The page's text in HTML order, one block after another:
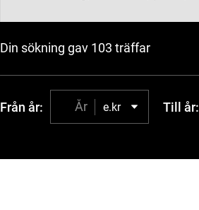
Din sökning gav 103 träffar
Från år: e.kr Till år: